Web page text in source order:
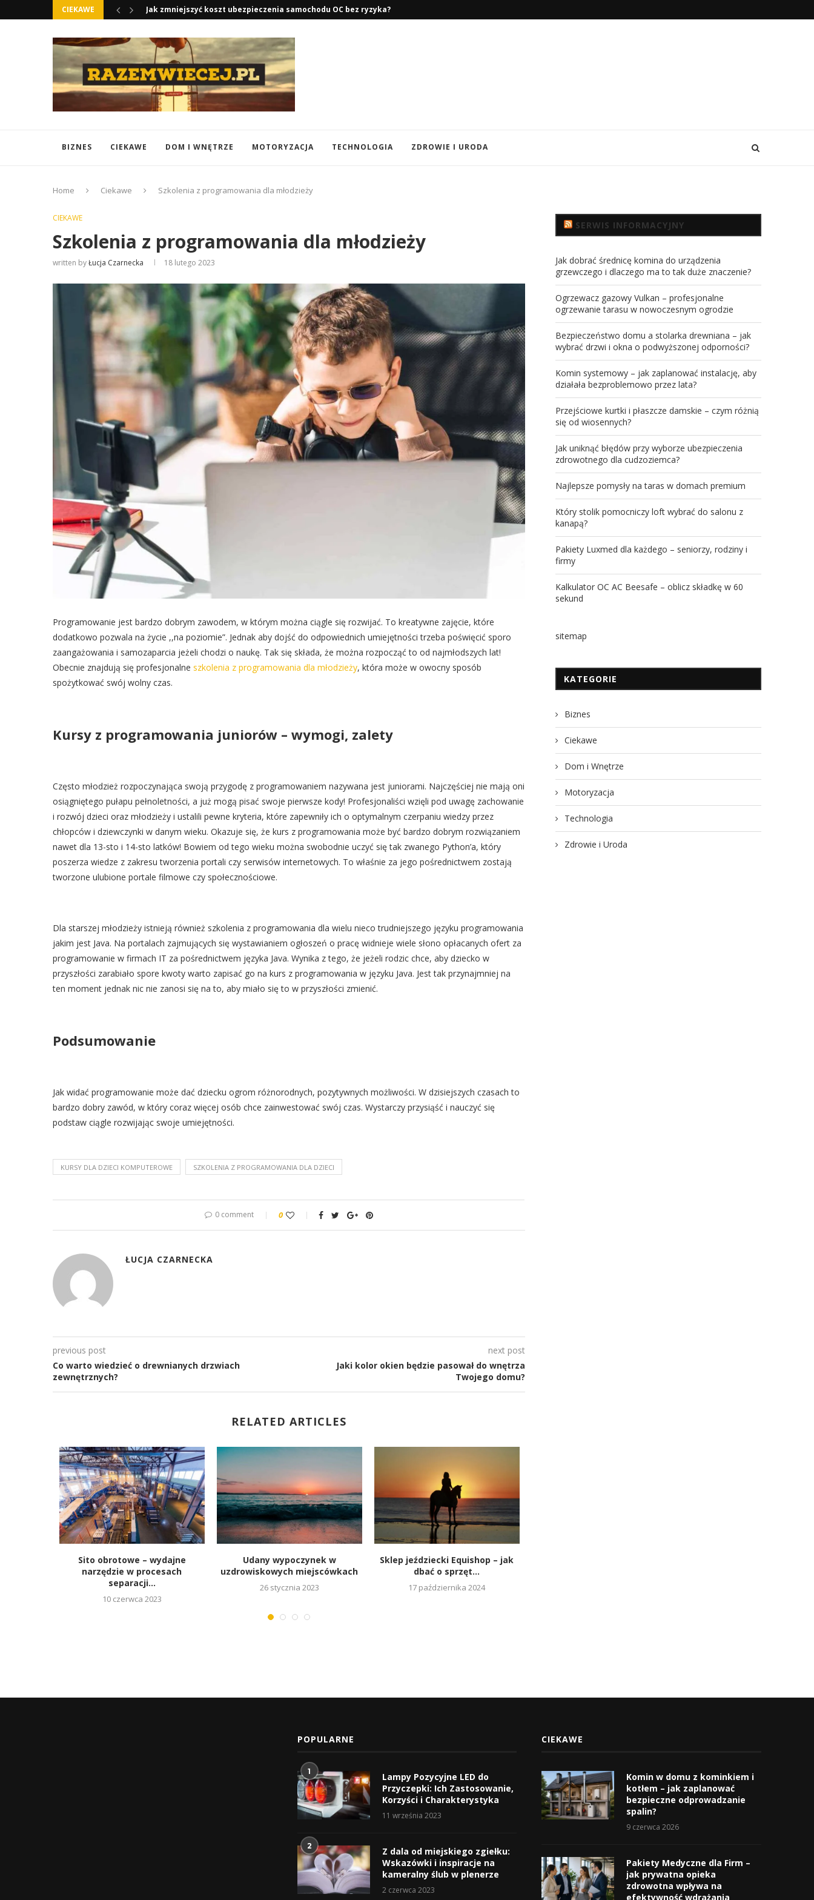
CIEKAWE Jak zmniejszyć koszt ubezpieczenia samochodu OC bez ryzyka?
BIZNES CIEKAWE DOM I WNĘTRZE MOTORYZACJA TECHNOLOGIA ZDROWIE I URODA
Home Ciekawe Szkolenia z programowania dla młodzieży
CIEKAWE
Szkolenia z programowania dla młodzieży
written byŁucja Czarnecka 18 lutego 2023
Programowanie jest bardzo dobrym zawodem, w którym można ciągle się rozwijać. To kreatywne zajęcie, które
dodatkowo pozwala na życie ,,na poziomie”. Jednak aby dojść do odpowiednich umiejętności trzeba poświęcić sporo
zaangażowania i samozaparcia jeżeli chodzi o naukę. Tak się składa, że można rozpocząć to od najmłodszych lat!
Obecnie znajdują się profesjonalne szkolenia z programowania dla młodzieży, która może w owocny sposób
spożytkować swój wolny czas.
Kursy z programowania juniorów – wymogi, zalety
Często młodzież rozpoczynająca swoją przygodę z programowaniem nazywana jest juniorami. Najczęściej nie mają oni
osiągniętego pułapu pełnoletności, a już mogą pisać swoje pierwsze kody! Profesjonaliści wzięli pod uwagę zachowanie
i rozwój dzieci oraz młodzieży i ustalili pewne kryteria, które zapewniły ich o optymalnym czerpaniu wiedzy przez
chłopców i dziewczynki w danym wieku. Okazuje się, że kurs z programowania może być bardzo dobrym rozwiązaniem
nawet dla 13-sto i 14-sto latków! Bowiem od tego wieku można swobodnie uczyć się tak zwanego Python’a, który
poszerza wiedze z zakresu tworzenia portali czy serwisów internetowych. To właśnie za jego pośrednictwem zostają
tworzone ulubione portale filmowe czy społecznościowe.
Dla starszej młodzieży istnieją również szkolenia z programowania dla wielu nieco trudniejszego języku programowania
jakim jest Java. Na portalach zajmujących się wystawianiem ogłoszeń o pracę widnieje wiele słono opłacanych ofert za
programowanie w firmach IT za pośrednictwem języka Java. Wynika z tego, że jeżeli rodzic chce, aby dziecko w
przyszłości zarabiało spore kwoty warto zapisać go na kurs z programowania w języku Java. Jest tak przynajmniej na
ten moment jednak nic nie zanosi się na to, aby miało się to w przyszłości zmienić.
Podsumowanie
Jak widać programowanie może dać dziecku ogrom różnorodnych, pozytywnych możliwości. W dzisiejszych czasach to
bardzo dobry zawód, w który coraz więcej osób chce zainwestować swój czas. Wystarczy przysiąść i nauczyć się
podstaw ciągle rozwijając swoje umiejętności.
KURSY DLA DZIECI KOMPUTEROWE SZKOLENIA Z PROGRAMOWANIA DLA DZIECI
0 comment 0
ŁUCJA CZARNECKA
previous post
Co warto wiedzieć o drewnianych drzwiach
zewnętrznych?
next post
Jaki kolor okien będzie pasował do wnętrza
Twojego domu?
RELATED ARTICLES
Sito obrotowe – wydajne
narzędzie w procesach
separacji...
10 czerwca 2023
Udany wypoczynek w
uzdrowiskowych miejscówkach
26 stycznia 2023
Sklep jeździecki Equishop – jak
dbać o sprzęt...
17 października 2024
SERWIS INFORMACYJNY
Jak dobrać średnicę komina do urządzenia
grzewczego i dlaczego ma to tak duże znaczenie?
Ogrzewacz gazowy Vulkan – profesjonalne
ogrzewanie tarasu w nowoczesnym ogrodzie
Bezpieczeństwo domu a stolarka drewniana – jak
wybrać drzwi i okna o podwyższonej odporności?
Komin systemowy – jak zaplanować instalację, aby
działała bezproblemowo przez lata?
Przejściowe kurtki i płaszcze damskie – czym różnią
się od wiosennych?
Jak uniknąć błędów przy wyborze ubezpieczenia
zdrowotnego dla cudzoziemca?
Najlepsze pomysły na taras w domach premium
Który stolik pomocniczy loft wybrać do salonu z
kanapą?
Pakiety Luxmed dla każdego – seniorzy, rodziny i
firmy
Kalkulator OC AC Beesafe – oblicz składkę w 60
sekund
sitemap
KATEGORIE
Biznes
Ciekawe
Dom i Wnętrze
Motoryzacja
Technologia
Zdrowie i Uroda
POPULARNE
1
Lampy Pozycyjne LED do
Przyczepki: Ich Zastosowanie,
Korzyści i Charakterystyka
11 września 2023
2
Z dala od miejskiego zgiełku:
Wskazówki i inspiracje na
kameralny ślub w plenerze
2 czerwca 2023
CIEKAWE
Komin w domu z kominkiem i
kotłem – jak zaplanować
bezpieczne odprowadzanie
spalin?
9 czerwca 2026
Pakiety Medyczne dla Firm –
jak prywatna opieka
zdrowotna wpływa na
efektywność wdrażania